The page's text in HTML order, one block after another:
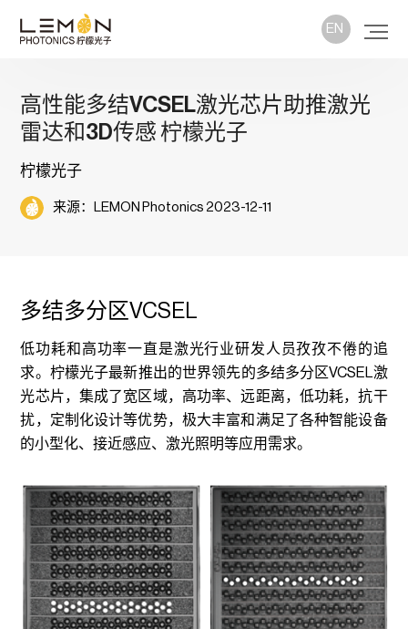
EN
高性能多结VCSEL激光芯片助推激光
雷达和3D传感 柠檬光子
柠檬光子
来源：LEMON Photonics 2023-12-11
多结多分区VCSEL
低功耗和高功率一直是激光行业研发人员孜孜不倦的追
求。柠檬光子最新推出的世界领先的多结多分区VCSEL激
光芯片，集成了宽区域，高功率、远距离，低功耗，抗干
扰，定制化设计等优势，极大丰富和满足了各种智能设备
的小型化、接近感应、激光照明等应用需求。